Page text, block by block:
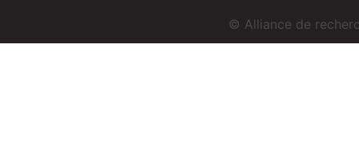
© Alliance de